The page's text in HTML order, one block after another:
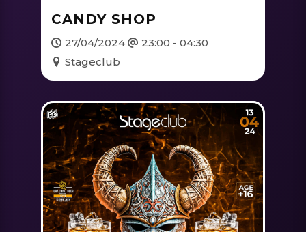
CANDY SHOP
27/04/2024
23:00 - 04:30
Stageclub